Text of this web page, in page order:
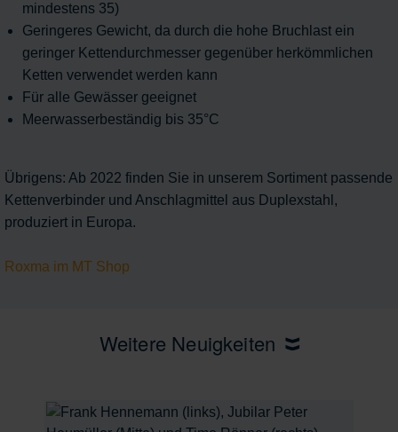
mindestens 35)
Geringeres Gewicht, da durch die hohe Bruchlast ein
geringer Kettendurchmesser gegenüber herkömmlichen
Ketten verwendet werden kann
Für alle Gewässer geeignet
Meerwasserbeständig bis 35°C
Übrigens: Ab 2022 finden Sie in unserem Sortiment passende
Kettenverbinder und Anschlagmittel aus Duplexstahl,
produziert in Europa.
Roxma im MT Shop
Weitere Neuigkeiten